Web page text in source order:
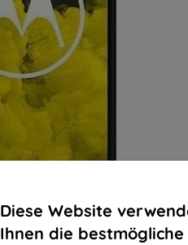
Diese Website
Ihnen die